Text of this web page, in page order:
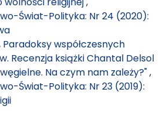
Świat-Polityka: Nr 24 (2020):
Paradoksy współczesnych
Recenzja książki Chantal Delsol
Na czym nam zależy?",
Świat-Polityka: Nr 23 (2019):